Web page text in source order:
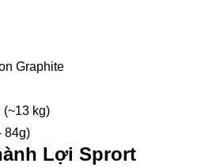
Graphite
(~13 kg)
84g)
Lợi Sprort